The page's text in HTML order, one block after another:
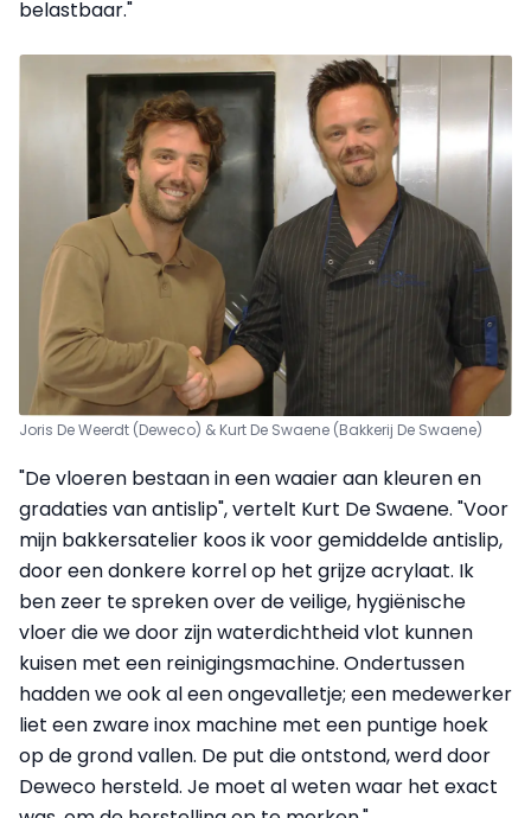
belastbaar."
Joris De Weerdt (Deweco) & Kurt De Swaene (Bakkerij De Swaene)
"De vloeren bestaan in een waaier aan kleuren en
gradaties van antislip", vertelt Kurt De Swaene. "Voor
mijn bakkersatelier koos ik voor gemiddelde antislip,
door een donkere korrel op het grijze acrylaat. Ik
ben zeer te spreken over de veilige, hygiënische
vloer die we door zijn waterdichtheid vlot kunnen
kuisen met een reinigingsmachine. Ondertussen
hadden we ook al een ongevalletje; een medewerker
liet een zware inox machine met een puntige hoek
op de grond vallen. De put die ontstond, werd door
Deweco hersteld. Je moet al weten waar het exact